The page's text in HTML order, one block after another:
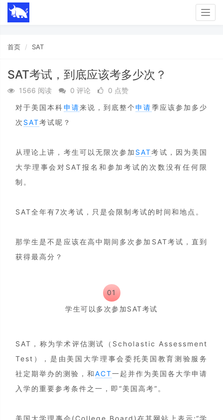
首页 SAT
SAT考试，到底应该考多少次？
1566 阅读 0 评论
0 点赞
对于美国本科申请来说，到底整个申请季应该参加多少
次 SAT考试呢？
从理论上讲，考生可以无限次参加 SAT考试，因为美国
大学理事会对SAT报名和参加考试的次数没有任何限
制。
SAT全年有7次考试，只是会限制考试的时间和地点。
那学生是不是应该在高中期间多次参加SAT考试，直到
获得最高分？
01
学生可以多次参加SAT考试
SAT，称为学术评估测试（Scholastic Assessment
Test），是由美国大学理事会委托美国教育测验服务
社定期举办的测验，和ACT一起并作为美国各大学申请
入学的重要参考条件之一，即“美国高考”。
美国大学理事会(College Board)在其网站上表示:“学